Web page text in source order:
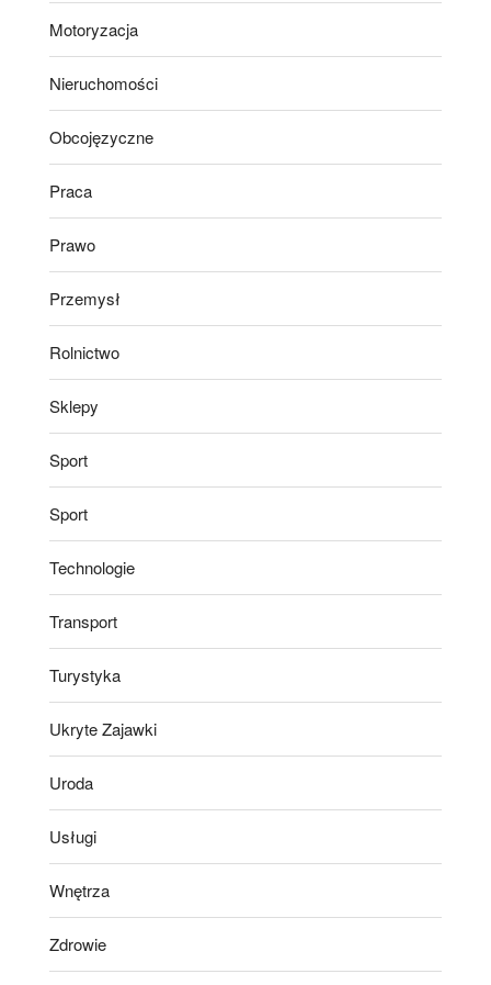
Motoryzacja
Nieruchomości
Obcojęzyczne
Praca
Prawo
Przemysł
Rolnictwo
Sklepy
Sport
Sport
Technologie
Transport
Turystyka
Ukryte Zajawki
Uroda
Usługi
Wnętrza
Zdrowie